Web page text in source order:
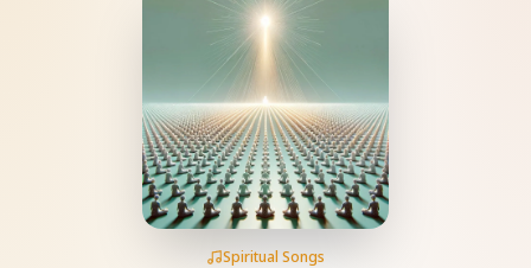
Spiritual Songs